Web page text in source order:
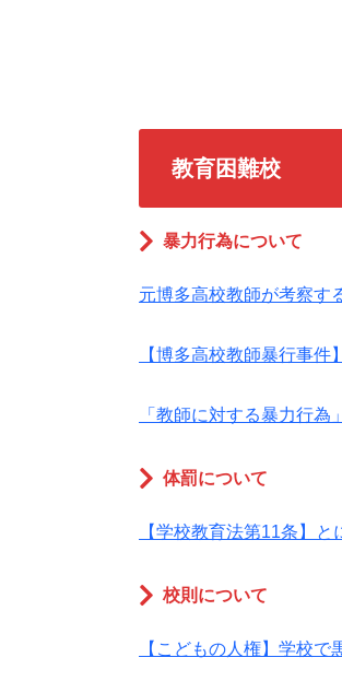
教育困難校
暴力行為について
元博多高校教師が考察す
【博多高校教師暴行事件
「教師に対する暴力行
体罰について
【学校教育法第11条】と
校則について
【こどもの人権】学校